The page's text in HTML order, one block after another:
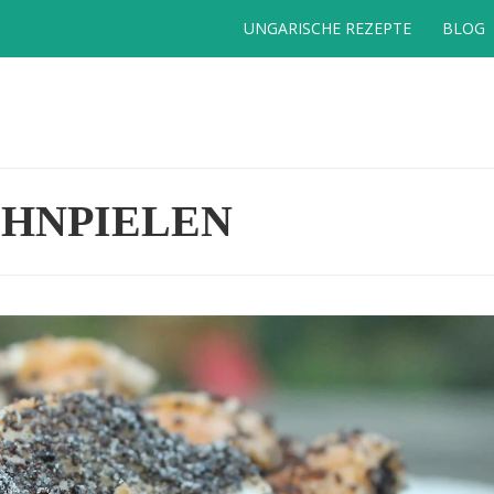
UNGARISCHE REZEPTE BLOG